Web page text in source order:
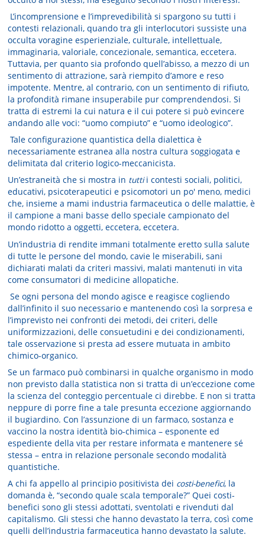
L’incomprensione e l’imprevedibilità si spargono su tutti i
contesti relazionali, quando tra gli interlocutori sussiste una
occulta voragine esperienziale, culturale, intellettuale,
immaginaria, valoriale, concezionale, semantica, eccetera.
Tuttavia, per quanto sia profondo quell’abisso, a mezzo di un
sentimento di attrazione, sarà riempito d’amore e reso
impotente. Mentre, al contrario, con un sentimento di rifiuto,
la profondità rimane insuperabile pur comprendendosi. Si
tratta di estremi la cui natura e il cui potere si può evincere
andando alle voci: “uomo compiuto” e “uomo ideologico”.
Tale configurazione quantistica della dialettica è
necessariamente estranea alla nostra cultura soggiogata e
delimitata dal criterio logico-meccanicista.
Un’estraneità che si mostra in tuttii contesti sociali, politici,
educativi, psicoterapeutici e psicomotori un po' meno, medici
che, insieme a mami industria farmaceutica o delle malattie, è
il campione a mani basse dello speciale campionato del
mondo ridotto a oggetti, eccetera, eccetera.
Un’industria di rendite immani totalmente eretto sulla salute
di tutte le persone del mondo, cavie le miserabili, sani
dichiarati malati da criteri massivi, malati mantenuti in vita
come consumatori di medicine allopatiche.
Se ogni persona del mondo agisce e reagisce cogliendo
dall’infinito il suo necessario e mantenendo così la sorpresa e
l’imprevisto nei confronti dei metodi, dei criteri, delle
uniformizzazioni, delle consuetudini e dei condizionamenti,
tale osservazione si presta ad essere mutuata in ambito
chimico-organico.
Se un farmaco può combinarsi in qualche organismo in modo
non previsto dalla statistica non si tratta di un’eccezione come
la scienza del conteggio percentuale ci direbbe. E non si tratta
neppure di porre fine a tale presunta eccezione aggiornando
il bugiardino. Con l’assunzione di un farmaco, sostanza e
vaccino la nostra identità bio-chimica – esponente ed
espediente della vita per restare informata e mantenere sé
stessa – entra in relazione personale secondo modalità
quantistiche.
A chi fa appello al principio positivista dei costi-benefici, la
domanda è, “secondo quale scala temporale?” Quei costi-
benefici sono gli stessi adottati, sventolati e rivenduti dal
capitalismo. Gli stessi che hanno devastato la terra, così come
quelli dell’industria farmaceutica hanno devastato la salute.